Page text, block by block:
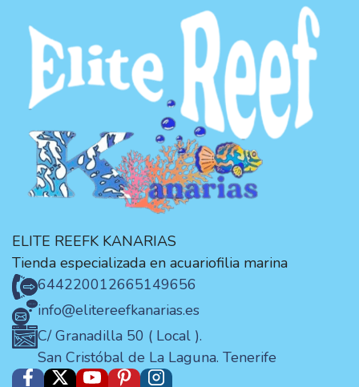
ELITE REEFK KANARIAS
Tienda especializada en acuariofilia marina
644220012665149656
info@elitereefkanarias.es
C/ Granadilla 50 ( Local ).
San Cristóbal de La Laguna. Tenerife